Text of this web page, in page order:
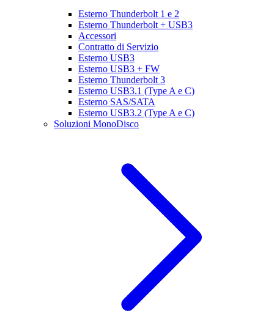
Esterno Thunderbolt 1 e 2
Esterno Thunderbolt + USB3
Accessori
Contratto di Servizio
Esterno USB3
Esterno USB3 + FW
Esterno Thunderbolt 3
Esterno USB3.1 (Type A e C)
Esterno SAS/SATA
Esterno USB3.2 (Type A e C)
Soluzioni MonoDisco